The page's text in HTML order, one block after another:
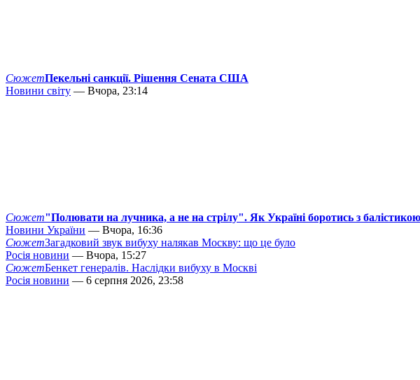
СюжетПекельні санкції. Рішення Сената США
Новини світу — Вчора, 23:14
Сюжет"Полювати на лучника, а не на стрілу". Як Україні боротись з балістикою
Новини України — Вчора, 16:36
СюжетЗагадковий звук вибуху налякав Москву: що це було
Росія новини — Вчора, 15:27
СюжетБенкет генералів. Наслідки вибуху в Москві
Росія новини — 6 серпня 2026, 23:58